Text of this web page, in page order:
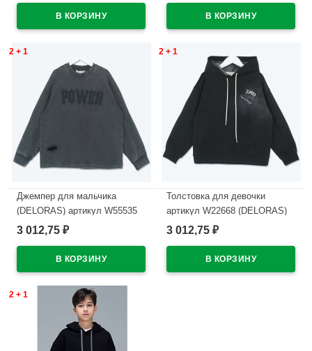
2 + 1
Джемпер для мальчика
(DELORAS) артикул W55535
размер 34/134-44/164 цвет
3 012,75 ₽
2 + 1
Толстовка для девочки
артикул W22668 (DELORAS)
размер цвет черный
3 012,75 ₽
2 + 1